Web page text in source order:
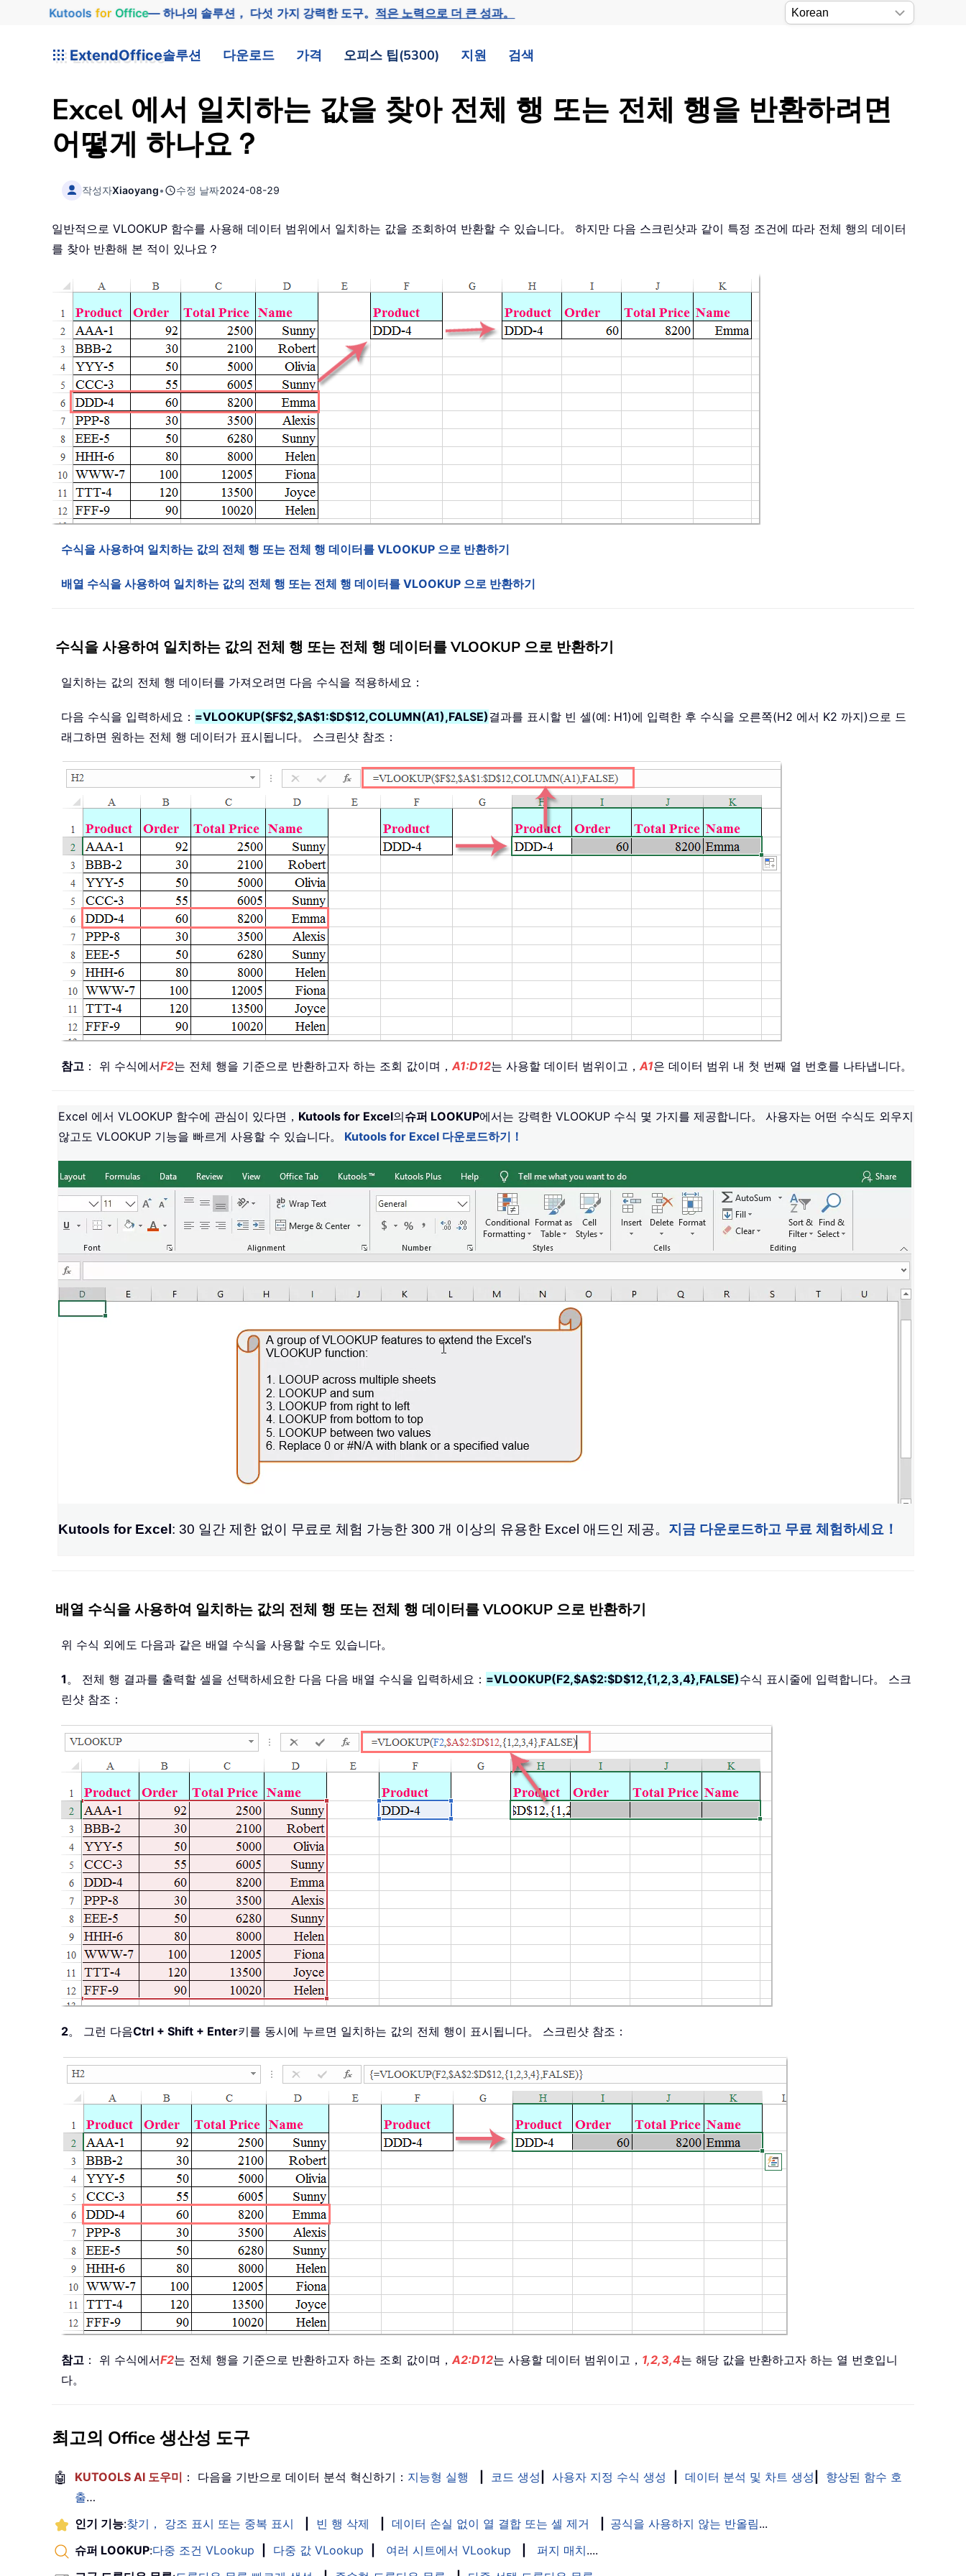
Kutools for Office— 하나의 솔루션， 다섯 가지 강력한 도구。적은 노력으로 더 큰 성과。
ExtendOffice솔루션 다운로드 가격 오피스 팁(5300) 지원 검색
Excel 에서 일치하는 값을 찾아 전체 행 또는 전체 행을 반환하려면
어떻게 하나요？
작성자Xiaoyang• 수정 날짜2024-08-29
일반적으로 VLOOKUP 함수를 사용해 데이터 범위에서 일치하는 값을 조회하여 반환할 수 있습니다。 하지만 다음 스크린샷과 같이 특정 조건에 따라 전체 행의 데이터
를 찾아 반환해 본 적이 있나요？
수식을 사용하여 일치하는 값의 전체 행 또는 전체 행 데이터를 VLOOKUP 으로 반환하기
배열 수식을 사용하여 일치하는 값의 전체 행 또는 전체 행 데이터를 VLOOKUP 으로 반환하기
수식을 사용하여 일치하는 값의 전체 행 또는 전체 행 데이터를 VLOOKUP 으로 반환하기
일치하는 값의 전체 행 데이터를 가져오려면 다음 수식을 적용하세요：
다음 수식을 입력하세요： =VLOOKUP($F$2,$A$1:$D$12,COLUMN(A1),FALSE)결과를 표시할 빈 셀(예: H1)에 입력한 후 수식을 오른쪽(H2 에서 K2 까지)으로 드
래그하면 원하는 전체 행 데이터가 표시됩니다。 스크린샷 참조：
참고 ： 위 수식에서F2는 전체 행을 기준으로 반환하고자 하는 조회 값이며， A1:D12는 사용할 데이터 범위이고， A1은 데이터 범위 내 첫 번째 열 번호를 나타냅니다。
Excel 에서 VLOOKUP 함수에 관심이 있다면， Kutools for Excel의슈퍼 LOOKUP에서는 강력한 VLOOKUP 수식 몇 가지를 제공합니다。 사용자는 어떤 수식도 외우지
않고도 VLOOKUP 기능을 빠르게 사용할 수 있습니다。
Kutools for Excel 다운로드하기！
Kutools for Excel : 30 일간 제한 없이 무료로 체험 가능한 300 개 이상의 유용한 Excel 애드인 제공。 지금 다운로드하고 무료 체험하세요！
배열 수식을 사용하여 일치하는 값의 전체 행 또는 전체 행 데이터를 VLOOKUP 으로 반환하기
위 수식 외에도 다음과 같은 배열 수식을 사용할 수도 있습니다。
1。 전체 행 결과를 출력할 셀을 선택하세요한 다음 다음 배열 수식을 입력하세요： =VLOOKUP(F2,$A$2:$D$12,{1,2,3,4},FALSE)수식 표시줄에 입력합니다。 스크
린샷 참조：
2。 그런 다음Ctrl + Shift + Enter키를 동시에 누르면 일치하는 값의 전체 행이 표시됩니다。 스크린샷 참조：
참고 ： 위 수식에서F2는 전체 행을 기준으로 반환하고자 하는 조회 값이며， A2:D12는 사용할 데이터 범위이고， 1,2,3,4는 해당 값을 반환하고자 하는 열 번호입니
다。
최고의 Office 생산성 도구
🤖 KUTOOLS AI 도우미 ： 다음을 기반으로 데이터 분석 혁신하기： 지능형 실행 코드 생성 사용자 지정 수식 생성 데이터 분석 및 차트 생성
향상된 함수 호
출…
인기 기능:찾기， 강조 표시 또는 중복 표시 빈 행 삭제 데이터 손실 없이 열 결합 또는 셀 제거 공식을 사용하지 않는 반올림...
슈퍼 LOOKUP:다중 조건 VLookup 다중 값 VLookup 여러 시트에서 VLookup 퍼지 매치....